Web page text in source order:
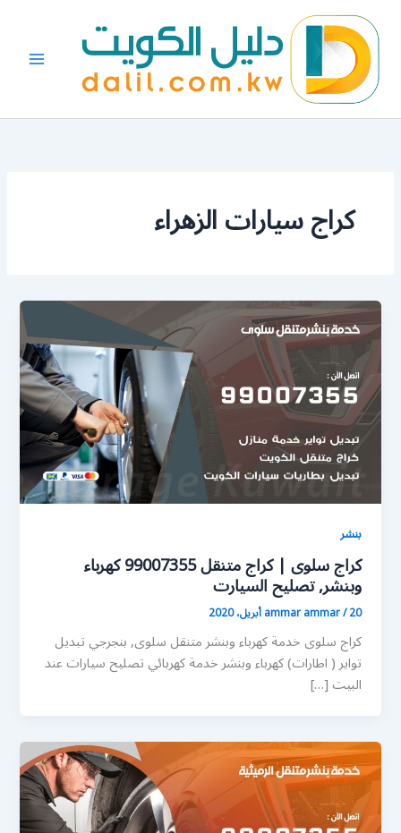
المحتوى
كراج سيارات الزهراء
بنشر
كراج سلوى | كراج متنقل 99007355 كهرباء
وبنشر, تصليح السيارت
ammar ammar/20 أبريل، 2020
كراج سلوى خدمة كهرباء وبنشر متنقل سلوى, بنجرجي تبديل
تواير ( اطارات) كهرباء وبنشر خدمة كهربائي تصليح سيارات عند
البيت […]